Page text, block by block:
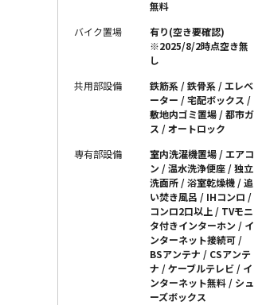
無料
バイク置場
有り(空き要確認)
※2025/8/2時点空き無
し
共用部設備
鉄筋系 / 鉄骨系 / エレベ
ーター / 宅配ボックス /
敷地内ゴミ置場 / 都市ガ
ス / オートロック
専有部設備
室内洗濯機置場 / エアコ
ン / 温水洗浄便座 / 独立
洗面所 / 浴室乾燥機 / 追
い焚き風呂 / IHコンロ /
コンロ2口以上 / TVモニ
タ付きインターホン / イ
ンターネット接続可 /
BSアンテナ / CSアンテ
ナ / ケーブルテレビ / イ
ンターネット無料 / シュ
ーズボックス